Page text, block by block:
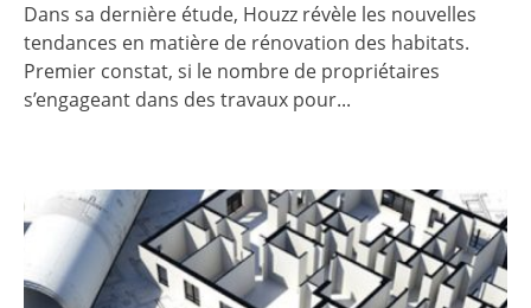
Dans sa dernière étude, Houzz révèle les nouvelles
tendances en matière de rénovation des habitats.
Premier constat, si le nombre de propriétaires
s’engageant dans des travaux pour...